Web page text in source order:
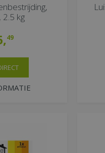
2.5 kg
,49